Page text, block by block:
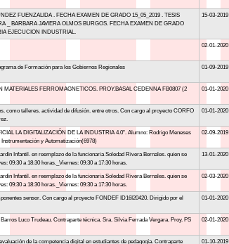
FUENZALIDA . FECHA EXAMEN DE GRADO 15_05_2019 . TESIS
_ BARBARA JAVIERA OLMOS BURGOS. FECHA EXAMEN DE GRADO
EJECUCION INDUSTRIAL.
15-03-2019
02-01-2020
de Formación para los Gobiernos Regionales 01-09-2019
FERROMAGNETICOS. PROY.BASAL CEDENNA FB0807 (2
01-01-2020
como talleres. actividad de difusión. entre otros. Con cargo al proyecto CORFO
01-01-2020
LA DIGITALIZACIÓN DE LA INDUSTRIA 4.0". Alumno: Rodrigo Meneses
y Automatización(6978)
02-09-2019
Infantil. en reemplazo de la funcionaria Soledad Rivera Bernales. quien se
09:30 a 18:30 horas._Viernes: 09:30 a 17:30 horas.
13-01-2020
Infantil. en reemplazo de la funcionaria Soledad Rivera Bernales. quien se
09:30 a 18:30 horas._Viernes: 09:30 a 17:30 horas.
02-03-2020
sensor. Con cargo al proyecto FONDEF ID16I20420. Dirigido por el
01-01-2020
Luco Trudeau. Contraparte técnica. Sra. Silvia Ferrada Vergara. Proy. PS
02-01-2020
de la competencia digital en estudiantes de pedagogía. Contraparte
01-10-2019